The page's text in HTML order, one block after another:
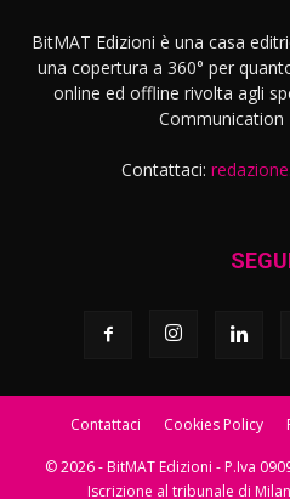
BitMAT Edizioni è una casa
una copertura a 360° per
online ed offline rivolta agli
Communication
Contattaci:
Contattaci Cookies Policy
© 2026 - BitMAT Edizioni - P.Iva
Iscrizione al tribunale di